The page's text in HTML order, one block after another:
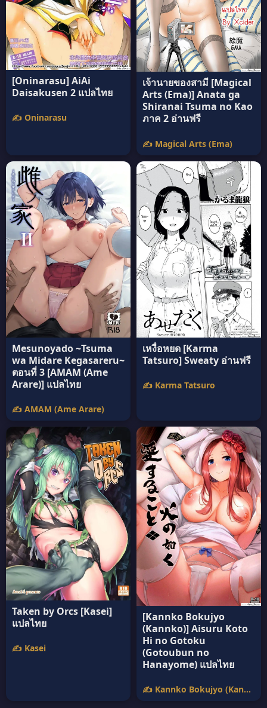
[Oninarasu] AiAi
Daisakusen 2 แปลไทย
✍️ Oninarasu
เจ้านายของสามี [Magical
Arts (Ema)] Anata ga
Shiranai Tsuma no Kao
ภาค 2 อ่านฟรี
✍️ Magical Arts (Ema)
Mesunoyado ~Tsuma
wa Midare Kegasareru~
ตอนที่ 3 [AMAM (Ame
Arare)] แปลไทย
✍️ AMAM (Ame Arare)
เหงื่อหยด [Karma
Tatsuro] Sweaty อ่านฟรี
✍️ Karma Tatsuro
Taken by Orcs [Kasei]
แปลไทย
✍️ Kasei
[Kannko Bokujyo
(Kannko)] Aisuru Koto
Hi no Gotoku
(Gotoubun no
Hanayome) แปลไทย
✍️ Kannko Bokujyo (Kannko)